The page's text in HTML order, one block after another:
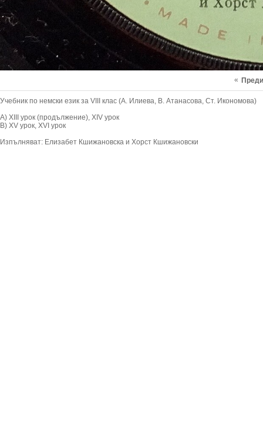
«
Учебник по немски език за VIII клас (А. Илиева, В. Атанасова, Ст. Икономова)
А) ХІII урок (продължение), ХІV урок
В) XV урок, XVI урок
Изпълняват: Елизабет Кшижановска и Хорст Кшижановски